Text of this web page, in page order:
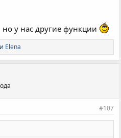
но у нас другие функции
и Elena
#107